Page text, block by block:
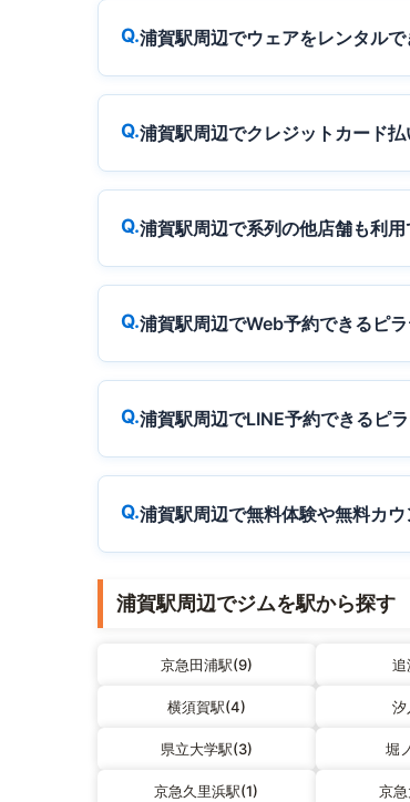
浦賀駅周辺でウェアをレンタル
浦賀駅周辺でクレジットカード
浦賀駅周辺で系列の他店舗も利
浦賀駅周辺でWeb予約できるピ
浦賀駅周辺でLINE予約できるピ
浦賀駅周辺で無料体験や無料カ
浦賀駅周辺でジムを駅から探す
京急田浦駅(9) 追
横須賀駅(4)
県立大学駅(3) 堀
京急久里浜駅(1) 京